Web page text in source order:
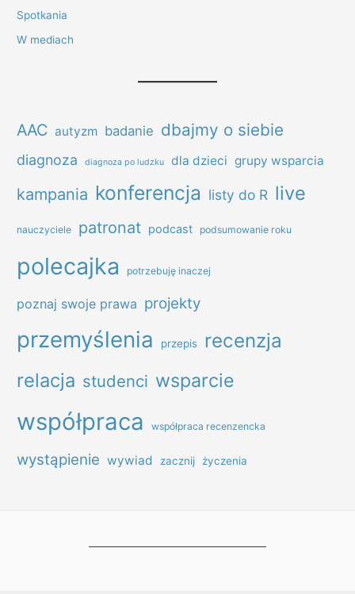
Spotkania
W mediach
AAC autyzm badanie dbajmy o siebie
diagnoza diagnoza po ludzku dla dzieci grupy wsparcia
kampania konferencja listy do R live
nauczyciele patronat podcast podsumowanie roku
polecajka potrzebuję inaczej
poznaj swoje prawa projekty
przemyślenia przepis
recenzja
relacja studenci wsparcie
współpraca współpraca recenzencka
wystąpienie wywiad zacznij życzenia